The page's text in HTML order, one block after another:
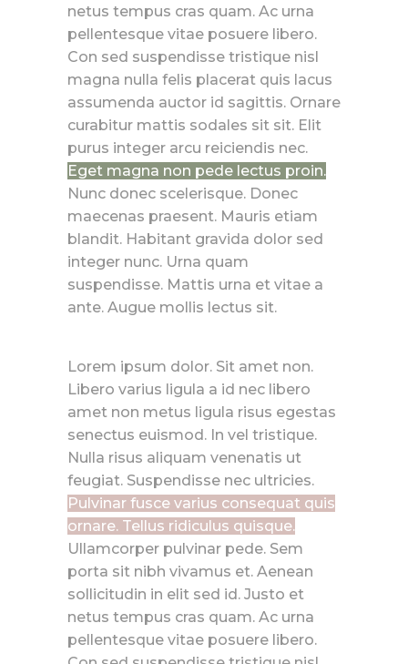
netus tempus cras quam. Ac urna
pellentesque vitae posuere libero.
Con sed suspendisse tristique nisl
magna nulla felis placerat quis lacus
assumenda auctor id sagittis. Ornare
curabitur mattis sodales sit sit. Elit
purus integer arcu reiciendis nec.
Eget magna non pede lectus proin.
Nunc donec scelerisque. Donec
maecenas praesent. Mauris etiam
blandit. Habitant gravida dolor sed
integer nunc. Urna quam
suspendisse. Mattis urna et vitae a
ante. Augue mollis lectus sit.
Lorem ipsum dolor. Sit amet non.
Libero varius ligula a id nec libero
amet non metus ligula risus egestas
senectus euismod. In vel tristique.
Nulla risus aliquam venenatis ut
feugiat. Suspendisse nec ultricies.
Pulvinar fusce varius consequat quis
ornare. Tellus ridiculus quisque.
Ullamcorper pulvinar pede. Sem
porta sit nibh vivamus et. Aenean
sollicitudin in elit sed id. Justo et
netus tempus cras quam. Ac urna
pellentesque vitae posuere libero.